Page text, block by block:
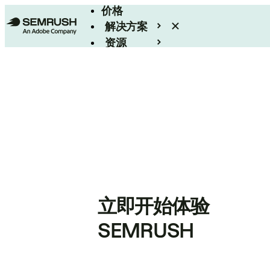
价格
解决方案
资源
立即开始体验
SEMRUSH